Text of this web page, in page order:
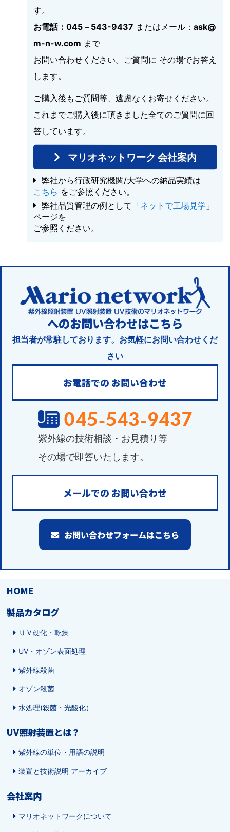
す。
お電話：045－543-9437 またはメール： ask@
m-n-w.com まで
お問い合わせください。ご質問に その場でお答え
します。
ご購入後もご質問等、遠慮なくお寄せください。
これまでご購入後に頂きました全てのご質問に回
答しています。
マリオネットワーク 会社案内
弊社から行政研究機関/大学への納品実績は
こちら をご参照ください。
弊社品質管理の例として「ネットで工場見学 」
ページを
ご参照ください。
へのお問い合わせはこちら
担当者が常駐しております。お気軽にお問い合わせくだ
さい
お電話での お問い合わせ
紫外線の技術相談・お見積り等
その場で即答いたします。
メールでの お問い合わせ
お問い合わせフォームはこちら
HOME
製品カタログ
ＵＶ硬化・乾燥
UV・オゾン表面処理
紫外線殺菌
オゾン殺菌
水処理(殺菌・光酸化）
UV照射装置とは？
紫外線の単位・用語の説明
装置と技術説明 アーカイブ
会社案内
マリオネットワークについて